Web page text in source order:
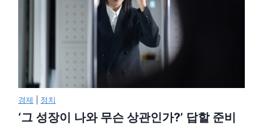
경제 정치
‘그 성장이 나와 무슨 상관인가?’ 답할 준비